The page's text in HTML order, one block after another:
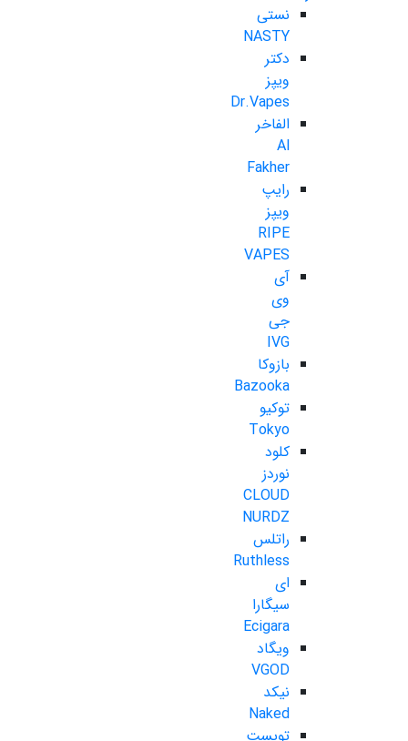
نستی
NASTY
دکتر
ویپز
Dr.Vapes
الفاخر
Al
Fakher
رایپ
ویپز
RIPE
VAPES
آی
وی
جی
IVG
بازوکا
Bazooka
توکیو
Tokyo
کلود
نوردز
CLOUD
NURDZ
راتلس
Ruthless
ای
سیگارا
Ecigara
ویگاد
VGOD
نیکد
Naked
تویست